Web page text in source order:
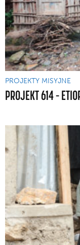
PROJEKTY MISYJNE
PROJEKT 614 –